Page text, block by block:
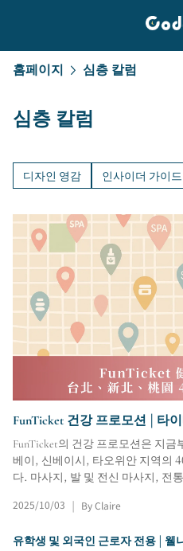
홈페이지 심층 칼럼
심층 칼럼
디자인 영감 인사이더 가이드
FunTicket 건강 프로모션 | 타
40개 이상의 힐링 매장 안내
FunTicket의 건강 프로모션은 지
베이, 신베이시, 타오위안 지역의
다. 마사지, 발 및 전신 마사지, 전
아 일상에 휴식을 더하세요.
2025/10/03 By Claire
유학생 및 외국인 근로자 전용 | 웰